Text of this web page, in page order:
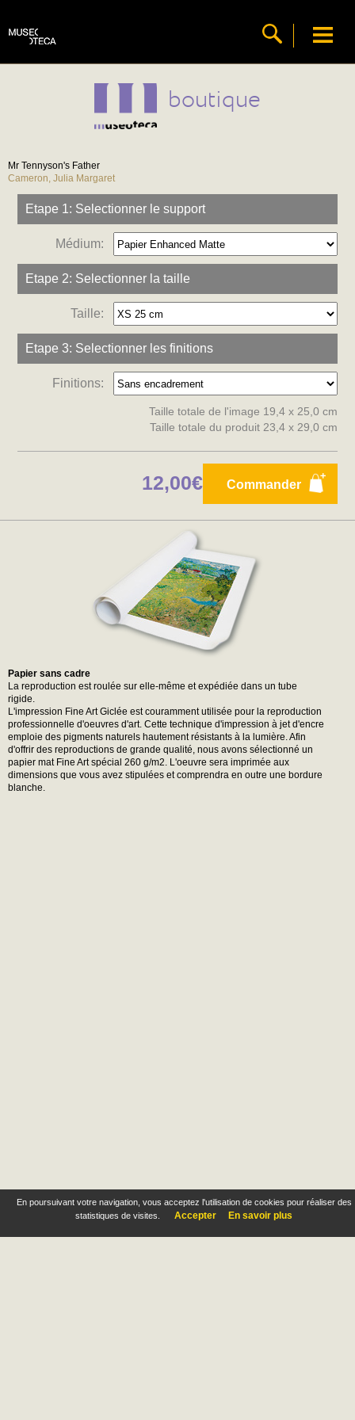
En poursuivant votre navigation, vous acceptez l'utilisation de cookies pour réaliser des
statistiques de visites.
Accepter En savoir plus
boutique
Mr Tennyson's Father
Cameron, Julia Margaret
Etape 1: Selectionner le support
Médium:
Etape 2: Selectionner la taille
Taille:
Etape 3: Selectionner les finitions
Finitions:
Taille totale de l'image 19,4 x 25,0 cm
Taille totale du produit 23,4 x 29,0 cm
Commander
12,00€
Papier sans cadre
La reproduction est roulée sur elle-même et expédiée dans un tube
rigide.
L'impression Fine Art Giclée est couramment utilisée pour la reproduction
professionnelle d'oeuvres d'art. Cette technique d'impression à jet d'encre
emploie des pigments naturels hautement résistants à la lumière. Afin
d'offrir des reproductions de grande qualité, nous avons sélectionné un
papier mat Fine Art spécial 260 g/m2. L'oeuvre sera imprimée aux
dimensions que vous avez stipulées et comprendra en outre une bordure
blanche.